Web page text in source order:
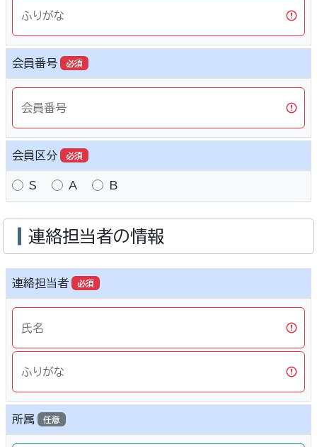
ふりがな
会員番号 必須
会員番号
会員区分 必須
S A B
連絡担当者の情報
連絡担当者 必須
氏名
ふりがな
所属 任意